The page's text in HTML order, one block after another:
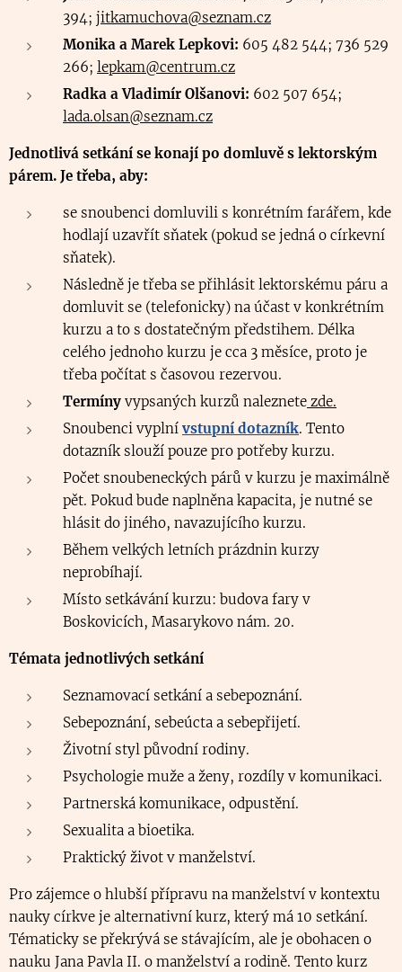
394; jitkamuchova@seznam.cz
Monika a Marek Lepkovi: 605 482 544; 736 529
266; lepkam@centrum.cz
Radka a Vladimír Olšanovi: 602 507 654;
lada.olsan@seznam.cz
Jednotlivá setkání se konají po domluvě s lektorským
párem. Je třeba, aby:
se snoubenci domluvili s konrétním farářem, kde
hodlají uzavřít sňatek (pokud se jedná o církevní
sňatek).
Následně je třeba se přihlásit lektorskému páru a
domluvit se (telefonicky) na účast v konkrétním
kurzu a to s dostatečným předstihem. Délka
celého jednoho kurzu je cca 3 měsíce, proto je
třeba počítat s časovou rezervou.
Termíny vypsaných kurzů naleznete zde.
Snoubenci vyplní vstupní dotazník. Tento
dotazník slouží pouze pro potřeby kurzu.
Počet snoubeneckých párů v kurzu je maximálně
pět. Pokud bude naplněna kapacita, je nutné se
hlásit do jiného, navazujícího kurzu.
Během velkých letních prázdnin kurzy
neprobíhají.
Místo setkávání kurzu: budova fary v
Boskovicích, Masarykovo nám. 20.
Témata jednotlivých setkání
Seznamovací setkání a sebepoznání.
Sebepoznání, sebeúcta a sebepřijetí.
Životní styl původní rodiny.
Psychologie muže a ženy, rozdíly v komunikaci.
Partnerská komunikace, odpustění.
Sexualita a bioetika.
Praktický život v manželství.
Pro zájemce o hlubší přípravu na manželství v kontextu
nauky církve je alternativní kurz, který má 10 setkání.
Tématicky se překrývá se stávajícím, ale je obohacen o
nauku Jana Pavla II. o manželství a rodině. Tento kurz